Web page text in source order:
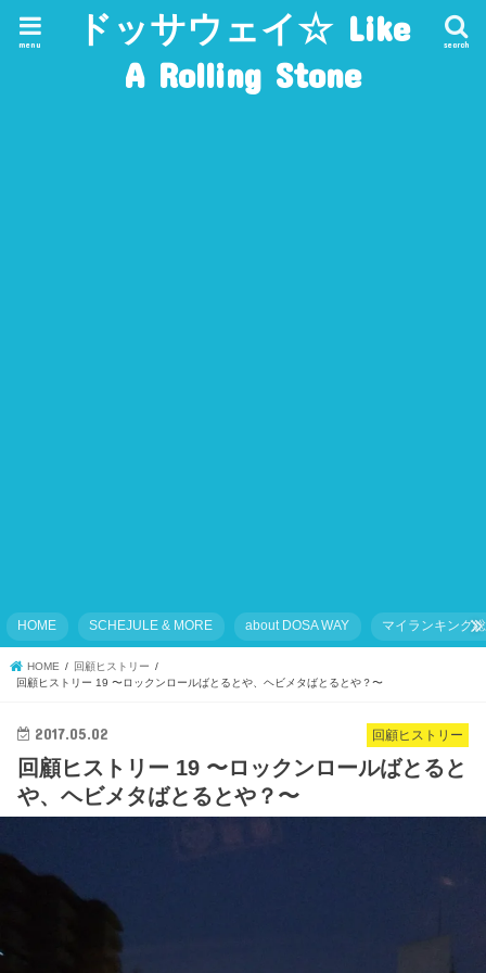
ドッサウェイ☆ Like
A Rolling Stone
search
menu
HOME SCHEJULE & MORE about DOSA WAY マイランキング
HOME
回顧ヒストリー
回顧ヒストリー 19 〜ロックンロールばとるとや、ヘビメタばとるとや？〜
回顧ヒストリー
2017.05.02
回顧ヒストリー 19 〜ロックンロールばとると
や、ヘビメタばとるとや？〜